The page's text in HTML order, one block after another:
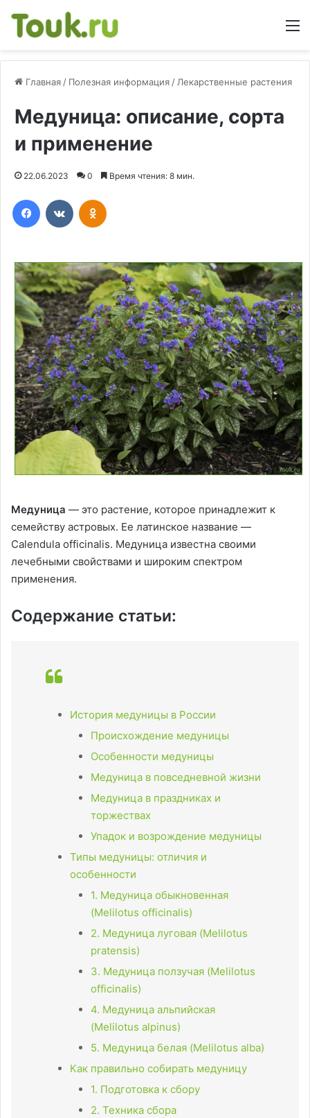
Главная / Полезная информация / Лекарственные растения
Медуница: описание, сорта
и применение
22.06.2023 0 Время чтения: 8 мин.
Медуница — это растение, которое принадлежит к
семейству астровых. Ее латинское название —
Calendula officinalis. Медуница известна своими
лечебными свойствами и широким спектром
применения.
Содержание статьи:
История медуницы в России
Происхождение медуницы
Особенности медуницы
Медуница в повседневной жизни
Медуница в праздниках и
торжествах
Упадок и возрождение медуницы
Типы медуницы: отличия и
особенности
1. Медуница обыкновенная
(Melilotus officinalis)
2. Медуница луговая (Melilotus
pratensis)
3. Медуница ползучая (Melilotus
officinalis)
4. Медуница альпийская
(Melilotus alpinus)
5. Медуница белая (Melilotus alba)
Как правильно собирать медуницу
1. Подготовка к сбору
2. Техника сбора